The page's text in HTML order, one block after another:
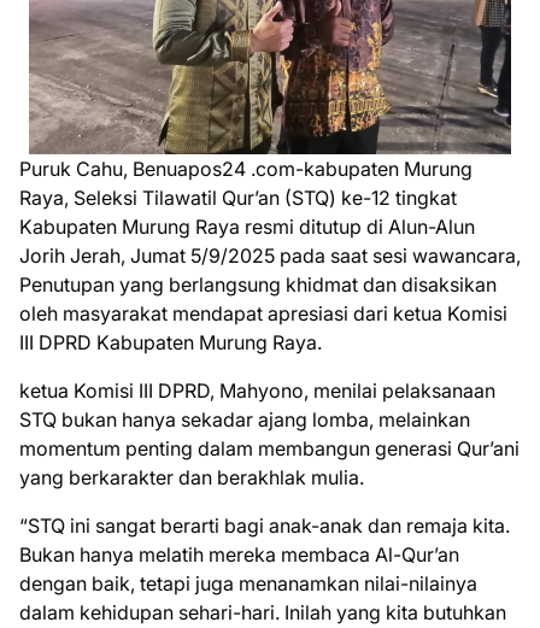
Puruk Cahu, Benuapos24 .com-kabupaten Murung
Raya, Seleksi Tilawatil Qur’an (STQ) ke-12 tingkat
Kabupaten Murung Raya resmi ditutup di Alun-Alun
Jorih Jerah, Jumat 5/9/2025 pada saat sesi wawancara,
Penutupan yang berlangsung khidmat dan disaksikan
oleh masyarakat mendapat apresiasi dari ketua Komisi
III DPRD Kabupaten Murung Raya.
ketua Komisi III DPRD, Mahyono, menilai pelaksanaan
STQ bukan hanya sekadar ajang lomba, melainkan
momentum penting dalam membangun generasi Qur’ani
yang berkarakter dan berakhlak mulia.
“STQ ini sangat berarti bagi anak-anak dan remaja kita.
Bukan hanya melatih mereka membaca Al-Qur’an
dengan baik, tetapi juga menanamkan nilai-nilainya
dalam kehidupan sehari-hari. Inilah yang kita butuhkan